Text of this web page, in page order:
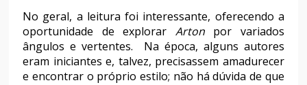
No geral, a leitura foi interessante, oferecendo a
oportunidade de explorar Arton por variados
ângulos e vertentes. Na época, alguns autores
eram iniciantes e, talvez, precisassem amadurecer
e encontrar o próprio estilo; não há dúvida de que